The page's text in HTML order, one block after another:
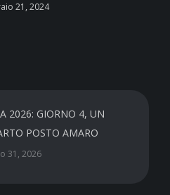
21, 2024
2026: GIORNO 4, UN
POSTO AMARO
31, 2026